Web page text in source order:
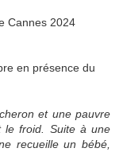
Cannes 2024
en présence du
et une pauvre
le froid. Suite à une
recueille un bébé,